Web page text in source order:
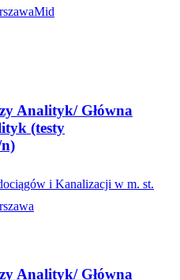
Mid
Analityk/ Główna
(testy
i Kanalizacji w m. st.
Analityk/ Główna